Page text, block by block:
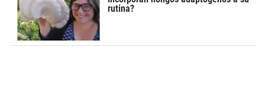
rutina?